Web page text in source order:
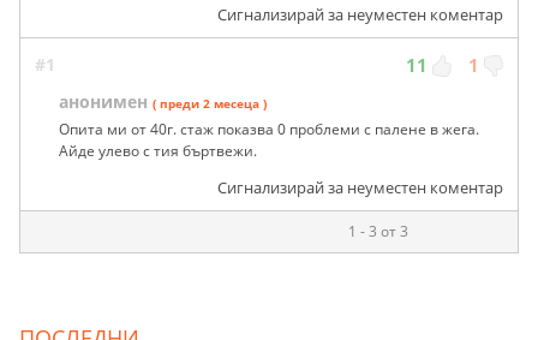
Сигнализирай за неуместен коментар
#1 11 1
анонимен ( преди 2 месеца )
Опита ми от 40г. стаж показва 0 проблеми с палене в жега.
Айде улево с тия бъртвежи.
Сигнализирай за неуместен коментар
1 - 3 от 3